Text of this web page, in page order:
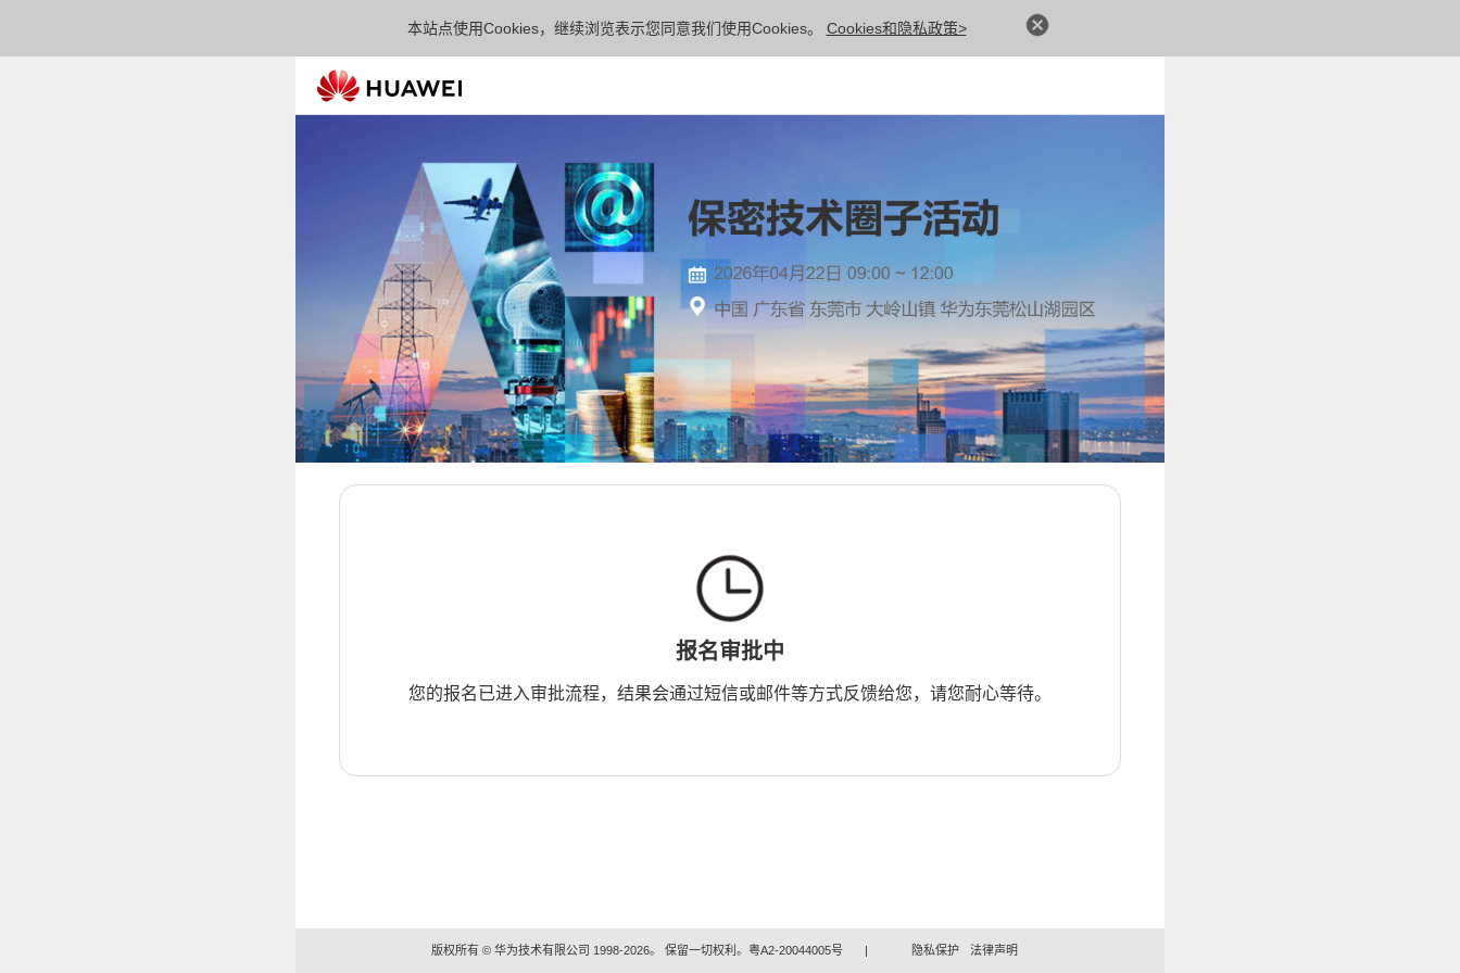
本站点使用Cookies，继续浏览表示您同意我们使用Cookies。 Cookies和隐私政策>
报名审批中
您的报名已进入审批流程，结果会通过短信或邮件等方式反馈给您，请您耐心等待。
版权所有 © 华为技术有限公司 1998-2026。 保留一切权利。粤A2-20044005号 | 隐私保护 法律声明